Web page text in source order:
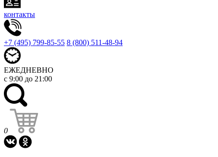
контакты
+7 (495) 799-85-55 8 (800) 511-48-94
ЕЖЕДНЕВНО
с 9:00 до 21:00
0